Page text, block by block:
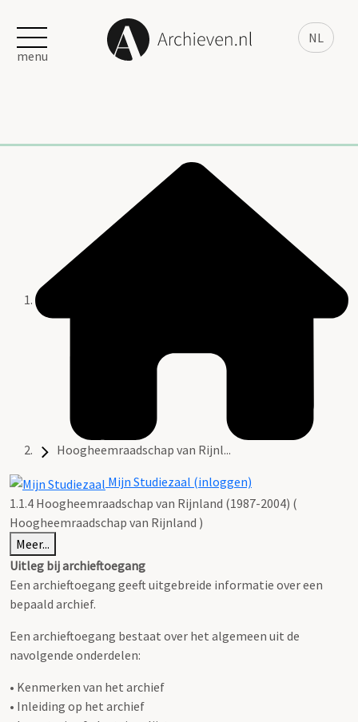
NL
menu
Hoogheemraadschap van Rijnl...
Mijn Studiezaal (inloggen)
1.1.4 Hoogheemraadschap van Rijnland (1987-2004) (
Hoogheemraadschap van Rijnland )
Meer...
Uitleg bij archieftoegang
Een archieftoegang geeft uitgebreide informatie over een
bepaald archief.
Een archieftoegang bestaat over het algemeen uit de
navolgende onderdelen:
• Kenmerken van het archief
• Inleiding op het archief